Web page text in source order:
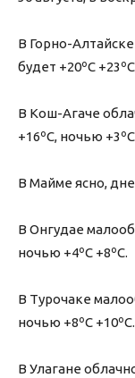
В Горно-
будет +20ºС
В Кош-Агаче
+16ºС, ночью
В Майме ясно,
В Онгудае
ночью +4ºС +8ºС.
В Турочаке
ночью +8ºС +10ºС.
В Улагане